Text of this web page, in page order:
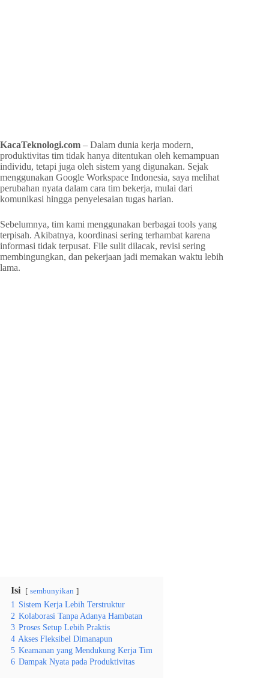
KacaTeknologi.com – Dalam dunia kerja modern,
produktivitas tim tidak hanya ditentukan oleh kemampuan
individu, tetapi juga oleh sistem yang digunakan. Sejak
menggunakan Google Workspace Indonesia, saya melihat
perubahan nyata dalam cara tim bekerja, mulai dari
komunikasi hingga penyelesaian tugas harian.
Sebelumnya, tim kami menggunakan berbagai tools yang
terpisah. Akibatnya, koordinasi sering terhambat karena
informasi tidak terpusat. File sulit dilacak, revisi sering
membingungkan, dan pekerjaan jadi memakan waktu lebih
lama.
Isi sembunyikan
1 Sistem Kerja Lebih Terstruktur
2 Kolaborasi Tanpa Adanya Hambatan
3 Proses Setup Lebih Praktis
4 Akses Fleksibel Dimanapun
5 Keamanan yang Mendukung Kerja Tim
6 Dampak Nyata pada Produktivitas